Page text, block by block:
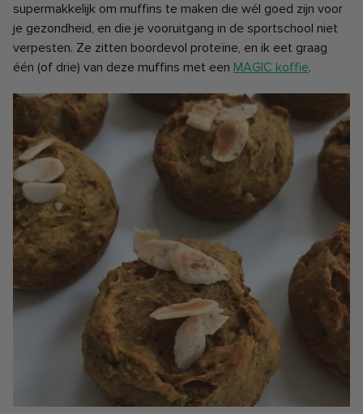
supermakkelijk om muffins te maken die wél goed zijn voor
je gezondheid, en die je vooruitgang in de sportschool niet
verpesten. Ze zitten boordevol proteïne, en ik eet graag
één (of drie) van deze muffins met een MAGIC koffie.